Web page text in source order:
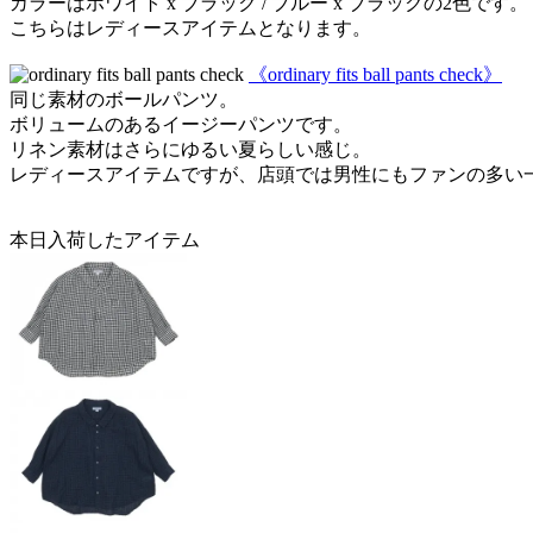
こちらはレディースアイテムとなります。
《ordinary fits ball pants check》
同じ素材のボールパンツ。
ボリュームのあるイージーパンツです。
リネン素材はさらにゆるい夏らしい感じ。
レディースアイテムですが、店頭では男性にもファンの多い
本日入荷したアイテム